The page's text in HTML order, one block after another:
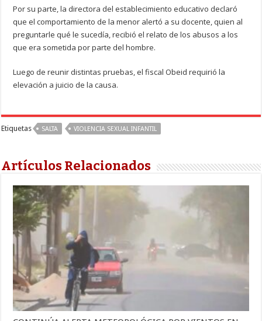
Por su parte, la directora del establecimiento educativo declaró
que el comportamiento de la menor alertó a su docente, quien al
preguntarle qué le sucedía, recibió el relato de los abusos a los
que era sometida por parte del hombre.
Luego de reunir distintas pruebas, el fiscal Obeid requirió la
elevación a juicio de la causa.
Etiquetas SALTA VIOLENCIA SEXUAL INFANTIL
Artículos Relacionados